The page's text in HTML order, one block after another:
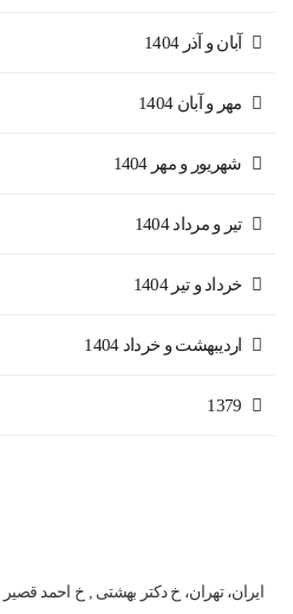
آبان و آذر 1404
مهر و آبان 1404
شهریور و مهر 1404
تیر و مرداد 1404
خرداد و تیر 1404
اردیبهشت و خرداد 1404
1379
ایران، تهران، خ دکتر بهشتی , خ احمد قصیر , کوچه